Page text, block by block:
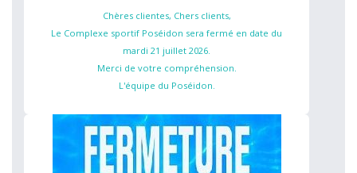
Chères clientes, Chers clients,
Le Complexe sportif Poséidon sera fermé en date du
mardi 21 juillet 2026.
Merci de votre compréhension.
L'équipe du Poséidon.